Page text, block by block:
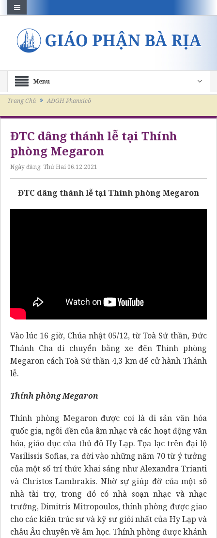
Menu
Trang Chủ AĐGH Phanxicô
ĐTC dâng thánh lễ tại Thính
phòng Megaron
Ngày đăng: Thứ Hai 06.12.2021
ĐTC dâng thánh lễ tại Thính phòng Megaron
Vào lúc 16 giờ, Chúa nhật 05/12, từ Toà Sứ thần, Đức
Thánh Cha di chuyển bằng xe đến Thính phòng
Megaron cách Toà Sứ thần 4,3 km để cử hành Thánh
lễ.
Thính phòng Megaron
Thính phòng Megaron được coi là di sản văn hóa
quốc gia, ngôi đền của âm nhạc và các hoạt động văn
hóa, giáo dục của thủ đô Hy Lạp. Tọa lạc trên đại lộ
Vasilissis Sofias, ra đời vào những năm 70 từ ý tưởng
của một số trí thức khai sáng như Alexandra Trianti
và Christos Lambrakis. Nhờ sự giúp đỡ của một số
nhà tài trợ, trong đó có nhà soạn nhạc và nhạc
trưởng, Dimitris Mitropoulos, thính phòng được giao
cho các kiến trúc sư và kỹ sư giỏi nhất của Hy Lạp và
châu Âu chuyên về âm học. Thính phòng được khánh